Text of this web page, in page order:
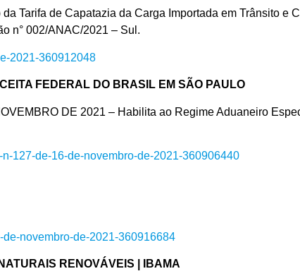
Tarifa de Capatazia da Carga Importada em Trânsito e
n° 002/ANAC/2021 – Sul.
2021-360912048
FEDERAL DO BRASIL EM SÃO PAULO
DE 2021 – Habilita ao Regime Aduaneiro
127-de-16-de-novembro-de-2021-360906440
novembro-de-2021-360916684
RENOVÁVEIS | IBAMA